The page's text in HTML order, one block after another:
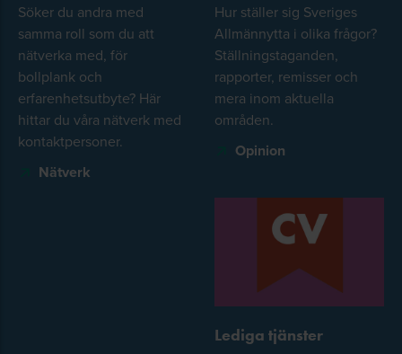
Söker du andra med
samma roll som du att
nätverka med, för
bollplank och
erfarenhetsutbyte? Här
hittar du våra nätverk med
kontaktpersoner.
Nätverk
Hur ställer sig Sveriges
Allmännytta i olika frågor?
Ställningstaganden,
rapporter, remisser och
mera inom aktuella
områden.
Opinion
Lediga tjänster